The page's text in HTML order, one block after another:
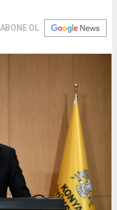
ABONE OL